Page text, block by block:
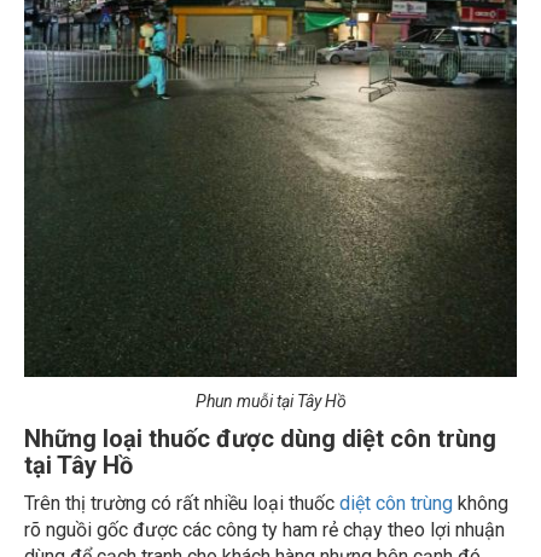
Phun muỗi tại Tây Hồ
Những loại thuốc được dùng diệt côn trùng
tại Tây Hồ
Trên thị trường có rất nhiều loại thuốc diệt côn trùng
không
rõ nguồi gốc được các công ty ham rẻ chạy theo lợi nhuận
dùng để cạch tranh cho khách hàng nhưng bên cạnh đó